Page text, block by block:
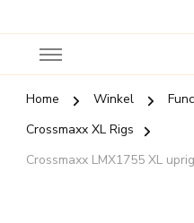
Home Winkel
Crossmaxx XL Rigs
Crossmaxx LMX1755 XL